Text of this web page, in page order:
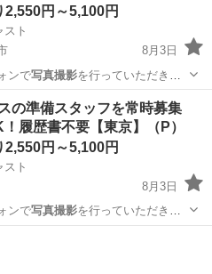
2,550円～5,100円
ト
8月3日
ンで写真撮影を行っていただきま
スタッフ スタッフ
の準備スタッフを常時募集
履歴書不要【東京】（P）
2,550円～5,100円
ト
8月3日
ンで写真撮影を行っていただきま